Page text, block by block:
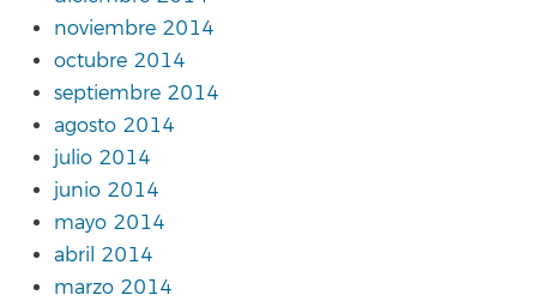
noviembre 2014
octubre 2014
septiembre 2014
agosto 2014
julio 2014
junio 2014
mayo 2014
abril 2014
marzo 2014